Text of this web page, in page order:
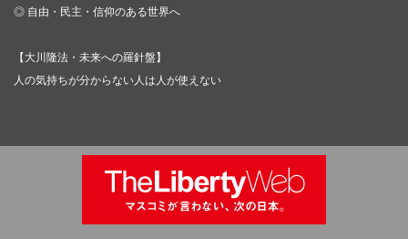
◎ 自由・民主・信仰のある世界へ
【大川隆法・未来への羅針盤】
人の気持ちが分からない人は人が使えない